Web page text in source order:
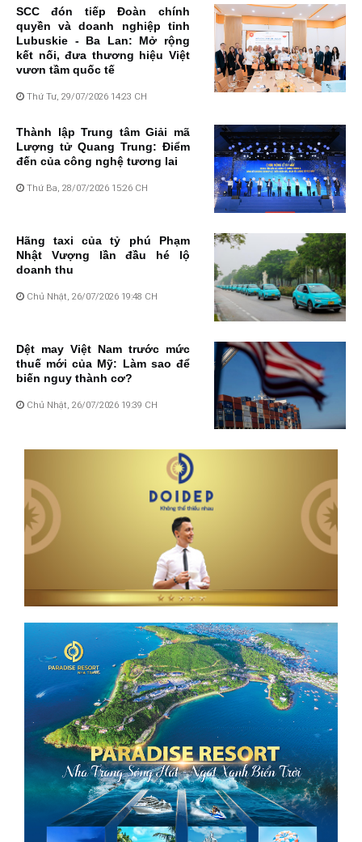
SCC đón tiếp Đoàn chính
quyền và doanh nghiệp tỉnh
Lubuskie - Ba Lan: Mở rộng
kết nối, đưa thương hiệu Việt
vươn tầm quốc tế
Thứ Tư, 29/07/2026 14:23 CH
Thành lập Trung tâm Giải mã
Lượng tử Quang Trung: Điểm
đến của công nghệ tương lai
Thứ Ba, 28/07/2026 15:26 CH
Hãng taxi của tỷ phú Phạm
Nhật Vượng lần đầu hé lộ
doanh thu
Chủ Nhật, 26/07/2026 19:48 CH
Dệt may Việt Nam trước mức
thuế mới của Mỹ: Làm sao để
biến nguy thành cơ?
Chủ Nhật, 26/07/2026 19:39 CH